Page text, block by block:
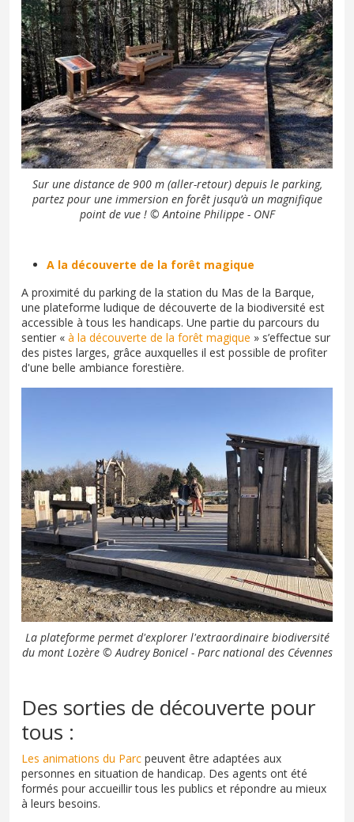
Sur une distance de 900 m (aller-retour) depuis le parking,
partez pour une immersion en forêt jusqu’à un magnifique
point de vue ! © Antoine Philippe - ONF
A la découverte de la forêt magique
A proximité du parking de la station du Mas de la Barque,
une plateforme ludique de découverte de la biodiversité est
accessible à tous les handicaps. Une partie du parcours du
sentier « à la découverte de la forêt magique » s’effectue sur
des pistes larges, grâce auxquelles il est possible de profiter
d'une belle ambiance forestière.
La plateforme permet d'explorer l'extraordinaire biodiversité
du mont Lozère © Audrey Bonicel - Parc national des Cévennes
Des sorties de découverte pour
tous :
Les animations du Parc peuvent être adaptées aux
personnes en situation de handicap. Des agents ont été
formés pour accueillir tous les publics et répondre au mieux
à leurs besoins.